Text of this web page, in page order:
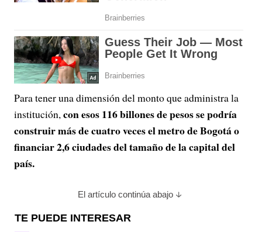
Para tener una dimensión del monto que administra la
institución,con esos 116 billones de pesos se podría
construir más de cuatro veces el metro de Bogotá o
financiar 2,6 ciudades del tamaño de la capital del
país.
El artículo continúa abajo
TE PUEDE INTERESAR